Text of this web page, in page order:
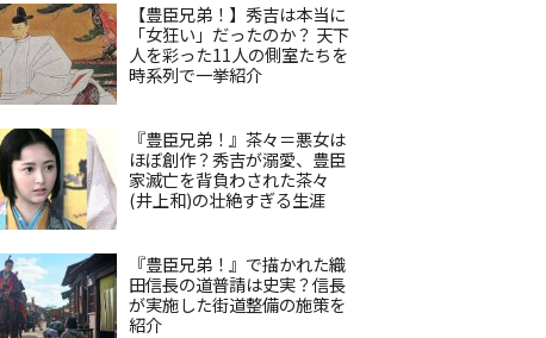
【豊臣兄弟！】秀吉は本当に
「女狂い」だったのか？ 天下
人を彩った11人の側室たちを
時系列で一挙紹介
『豊臣兄弟！』茶々＝悪女は
ほぼ創作？秀吉が溺愛、豊臣
家滅亡を背負わされた茶々
(井上和)の壮絶すぎる生涯
『豊臣兄弟！』で描かれた織
田信長の道普請は史実？信長
が実施した街道整備の施策を
紹介